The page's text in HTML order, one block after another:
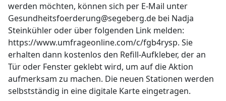
werden möchten, können sich per E-Mail unter
Gesundheitsfoerderung@segeberg.de bei Nadja
Steinkühler oder über folgenden Link melden:
https://www.umfrageonline.com/c/fgb4rysp. Sie
erhalten dann kostenlos den Refill-Aufkleber, der an
Tür oder Fenster geklebt wird, um auf die Aktion
aufmerksam zu machen. Die neuen Stationen werden
selbstständig in eine digitale Karte eingetragen.